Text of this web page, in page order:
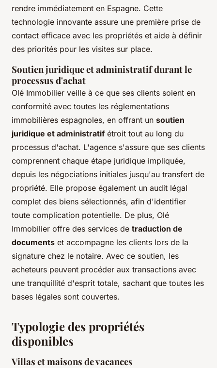
rendre immédiatement en Espagne. Cette
technologie innovante assure une première prise de
contact efficace avec les propriétés et aide à définir
des priorités pour les visites sur place.
Soutien juridique et administratif durant le
processus d'achat
Olé Immobilier veille à ce que ses clients soient en
conformité avec toutes les réglementations
immobilières espagnoles, en offrant un soutien
juridique et administratif étroit tout au long du
processus d'achat. L'agence s'assure que ses clients
comprennent chaque étape juridique impliquée,
depuis les négociations initiales jusqu'au transfert de
propriété. Elle propose également un audit légal
complet des biens sélectionnés, afin d'identifier
toute complication potentielle. De plus, Olé
Immobilier offre des services de traduction de
documents et accompagne les clients lors de la
signature chez le notaire. Avec ce soutien, les
acheteurs peuvent procéder aux transactions avec
une tranquillité d'esprit totale, sachant que toutes les
bases légales sont couvertes.
Typologie des propriétés
disponibles
Villas et maisons de vacances